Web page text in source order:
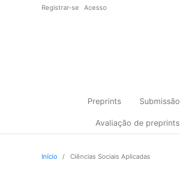
Registrar-se Acesso
Preprints Submissão
Avaliação de preprints
Início / Ciências Sociais Aplicadas